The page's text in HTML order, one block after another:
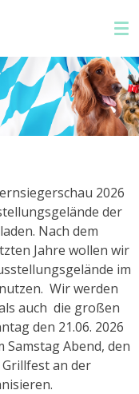
2026
der
Nach dem
Jahre wollen wir
im
Wir werden
auch die großen
den 21.06. 2026
Abend, den
Grillfest an der